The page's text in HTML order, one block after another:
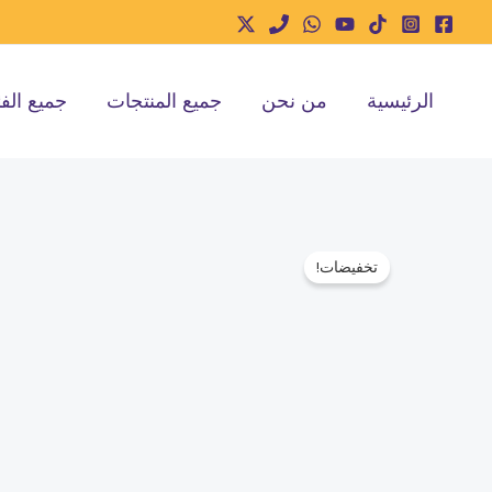
تخطي
إلى
الرئيسية من نحن جميع المنتجات جميع
تخفيضات!